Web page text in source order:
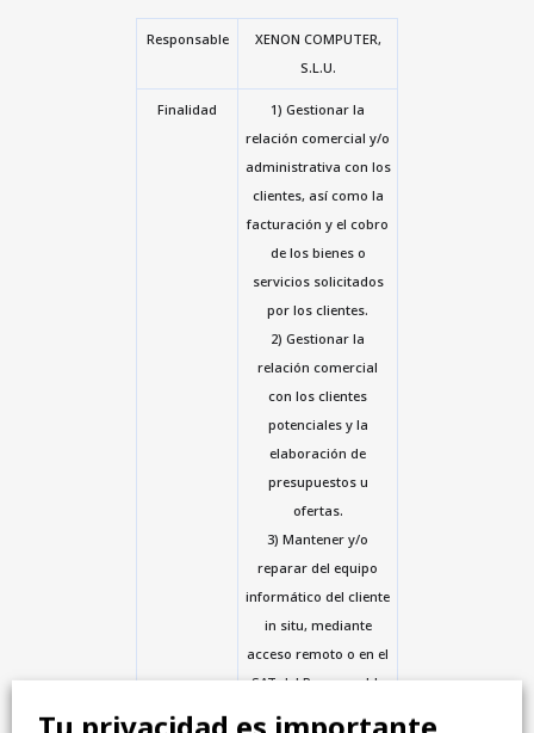
Responsable
XENON COMPUTER,
S.L.U.
Finalidad
1) Gestionar la
relación comercial y/o
administrativa con los
clientes, así como la
facturación y el cobro
de los bienes o
servicios solicitados
por los clientes.
2) Gestionar la
relación comercial
con los clientes
potenciales y la
elaboración de
presupuestos u
ofertas.
3) Mantener y/o
reparar del equipo
informático del cliente
in situ, mediante
acceso remoto o en el
SAT del Responsable
del Tratamiento.